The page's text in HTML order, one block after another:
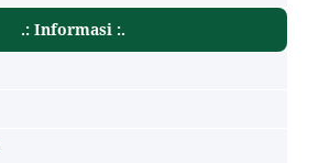
.: Informasi :.